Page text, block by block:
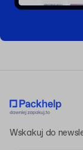
Wskakuj do